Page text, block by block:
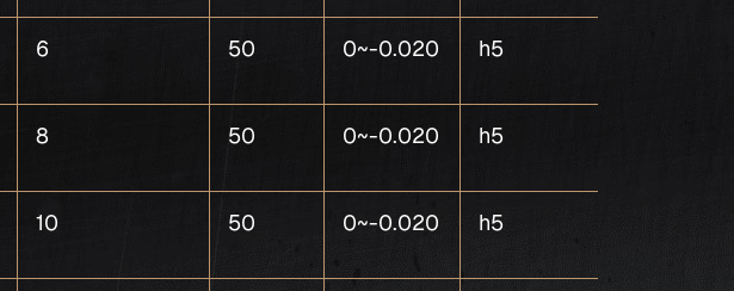
6 50 0~-0.020 h5
8 50 0~-0.020 h5
10 50 0~-0.020 h5